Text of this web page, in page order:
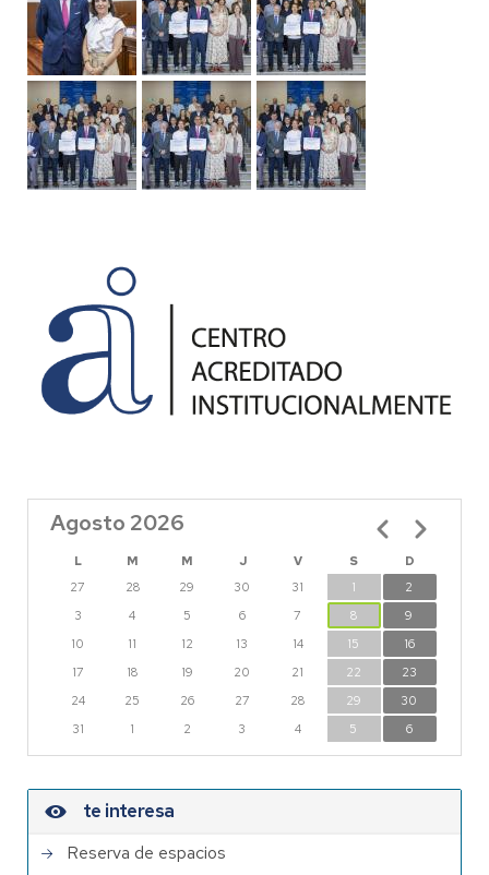
Agosto 2026
L M M J V S
D
27
28 29 30 31 1
2
3
4 5 6 7 8
9
10
11 12 13 14 15
16
17
18 19 20 21 22
23
24
25 26 27 28 29
30
31
1 2 3 4 5 6
Paginación
te interesa
Reserva de espacios